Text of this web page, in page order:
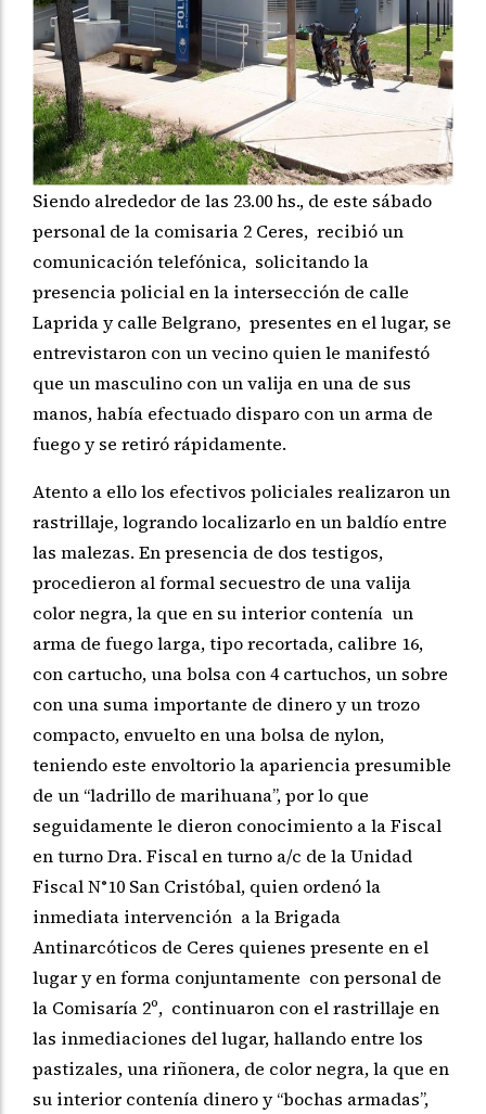
Siendo alrededor de las 23.00 hs., de este sábado
personal de la comisaria 2 Ceres, recibió un
comunicación telefónica, solicitando la
presencia policial en la intersección de calle
Laprida y calle Belgrano, presentes en el lugar, se
entrevistaron con un vecino quien le manifestó
que un masculino con un valija en una de sus
manos, había efectuado disparo con un arma de
fuego y se retiró rápidamente.
Atento a ello los efectivos policiales realizaron un
rastrillaje, logrando localizarlo en un baldío entre
las malezas. En presencia de dos testigos,
procedieron al formal secuestro de una valija
color negra, la que en su interior contenía un
arma de fuego larga, tipo recortada, calibre 16,
con cartucho, una bolsa con 4 cartuchos, un sobre
con una suma importante de dinero y un trozo
compacto, envuelto en una bolsa de nylon,
teniendo este envoltorio la apariencia presumible
de un “ladrillo de marihuana”, por lo que
seguidamente le dieron conocimiento a la Fiscal
en turno Dra. Fiscal en turno a/c de la Unidad
Fiscal N°10 San Cristóbal, quien ordenó la
inmediata intervención a la Brigada
Antinarcóticos de Ceres quienes presente en el
lugar y en forma conjuntamente con personal de
la Comisaría 2º, continuaron con el rastrillaje en
las inmediaciones del lugar, hallando entre los
pastizales, una riñonera, de color negra, la que en
su interior contenía dinero y “bochas armadas”,